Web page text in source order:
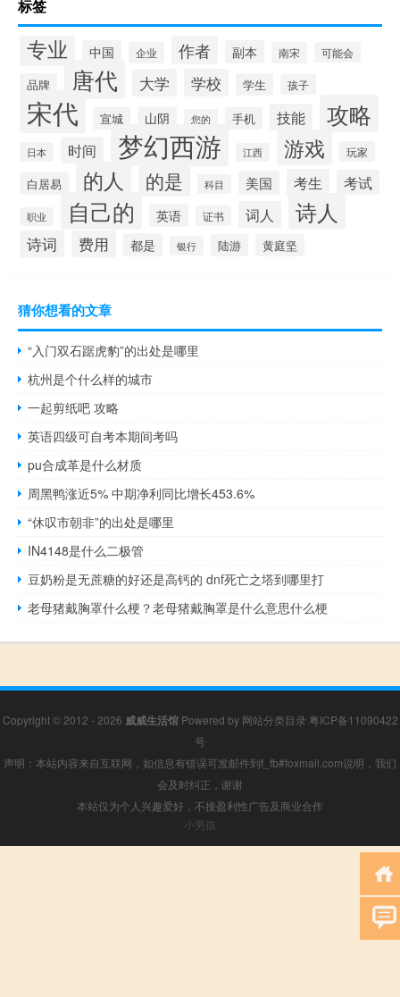
标签
专业 中国 企业 作者 副本 南宋 可能会
品牌 唐代 大学 学校 学生 孩子
宋代 宣城 山阴 您的 手机 技能 攻略
日本 时间 梦幻西游 江西 游戏 玩家
白居易 的人 的是 科目 美国 考生 考试
职业 自己的 英语 证书 词人 诗人
诗词 费用 都是 银行 陆游 黄庭坚
猜你想看的文章
“入门双石踞虎豹”的出处是哪里
杭州是个什么样的城市
一起剪纸吧 攻略
英语四级可自考本期间考吗
pu合成革是什么材质
周黑鸭涨近5% 中期净利同比增长453.6%
“休叹市朝非”的出处是哪里
IN4148是什么二极管
豆奶粉是无蔗糖的好还是高钙的 dnf死亡之塔到哪里打
老母猪戴胸罩什么梗？老母猪戴胸罩是什么意思什么梗
Copyright © 2012 - 2026 威威生活馆Powered by 网站分类目录 粤ICP备11090422
号
声明：本站内容来自互联网，如信息有错误可发邮件到f_fb#foxmail.com说明，我们
会及时纠正，谢谢
本站仅为个人兴趣爱好，不接盈利性广告及商业合作
小男孩